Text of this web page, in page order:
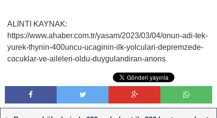
ALINTI KAYNAK:
https://www.ahaber.com.tr/yasam/2023/03/04/onun-adi-tek-
yurek-thynin-400uncu-ucaginin-ilk-yolculari-depremzede-
cocuklar-ve-aileleri-oldu-duygulandiran-anons